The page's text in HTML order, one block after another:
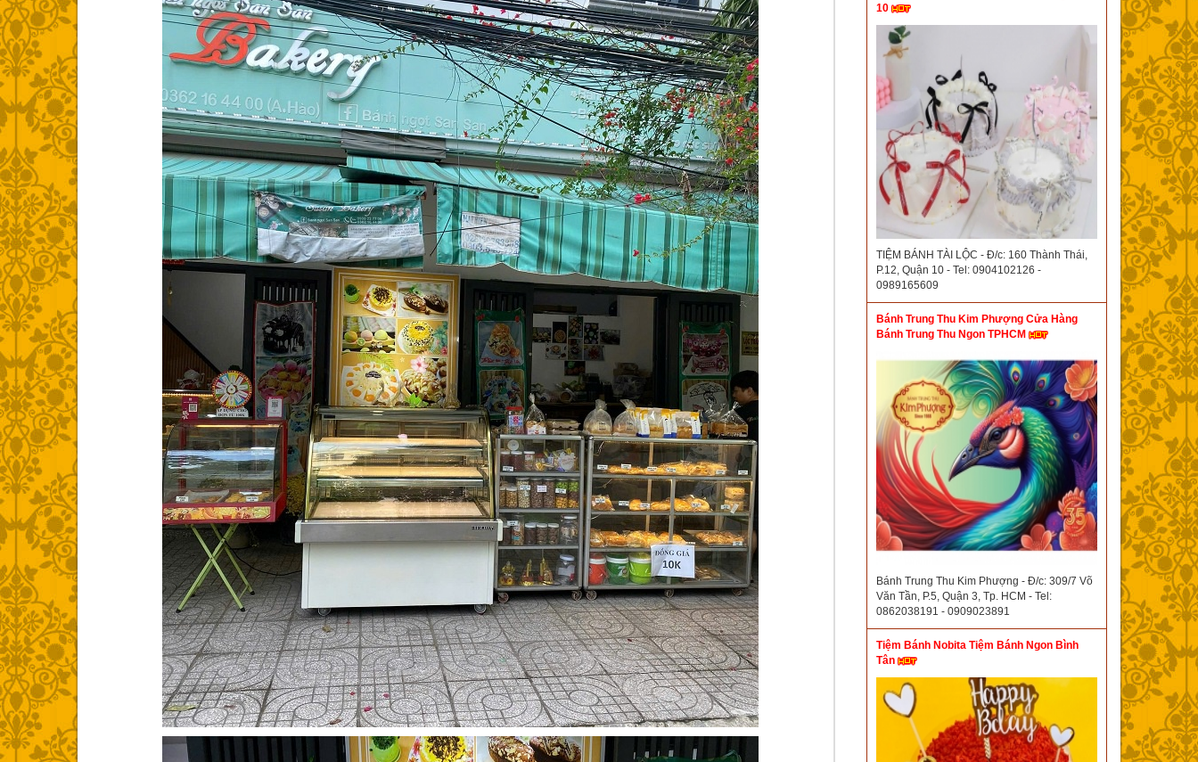
10
TIỆM BÁNH TÀI LỘC - Đ/c: 160 Thành Thái,
P.12, Quận 10 - Tel: 0904102126 -
0989165609
Bánh Trung Thu Kim Phượng Cửa Hàng
Bánh Trung Thu Ngon TPHCM
Bánh Trung Thu Kim Phượng - Đ/c: 309/7 Võ
Văn Tần, P.5, Quận 3, Tp. HCM - Tel:
0862038191 - 0909023891
Tiệm Bánh Nobita Tiệm Bánh Ngon Bình
Tân